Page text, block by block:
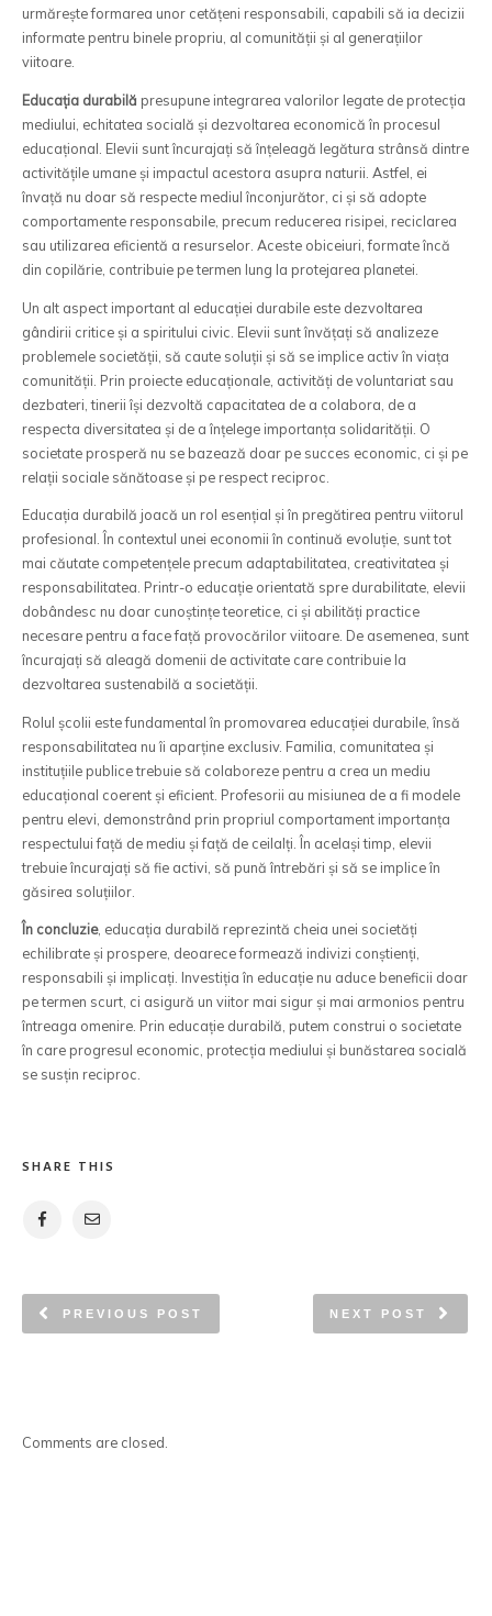
urmărește formarea unor cetățeni responsabili, capabili să ia decizii
informate pentru binele propriu, al comunității și al generațiilor
viitoare.
Educația durabilă presupune integrarea valorilor legate de protecția
mediului, echitatea socială și dezvoltarea economică în procesul
educațional. Elevii sunt încurajați să înțeleagă legătura strânsă dintre
activitățile umane și impactul acestora asupra naturii. Astfel, ei
învață nu doar să respecte mediul înconjurător, ci și să adopte
comportamente responsabile, precum reducerea risipei, reciclarea
sau utilizarea eficientă a resurselor. Aceste obiceiuri, formate încă
din copilărie, contribuie pe termen lung la protejarea planetei.
Un alt aspect important al educației durabile este dezvoltarea
gândirii critice și a spiritului civic. Elevii sunt învățați să analizeze
problemele societății, să caute soluții și să se implice activ în viața
comunității. Prin proiecte educaționale, activități de voluntariat sau
dezbateri, tinerii își dezvoltă capacitatea de a colabora, de a
respecta diversitatea și de a înțelege importanța solidarității. O
societate prosperă nu se bazează doar pe succes economic, ci și pe
relații sociale sănătoase și pe respect reciproc.
Educația durabilă joacă un rol esențial și în pregătirea pentru viitorul
profesional. În contextul unei economii în continuă evoluție, sunt tot
mai căutate competențele precum adaptabilitatea, creativitatea și
responsabilitatea. Printr-o educație orientată spre durabilitate, elevii
dobândesc nu doar cunoștințe teoretice, ci și abilități practice
necesare pentru a face față provocărilor viitoare. De asemenea, sunt
încurajați să aleagă domenii de activitate care contribuie la
dezvoltarea sustenabilă a societății.
Rolul școlii este fundamental în promovarea educației durabile, însă
responsabilitatea nu îi aparține exclusiv. Familia, comunitatea și
instituțiile publice trebuie să colaboreze pentru a crea un mediu
educațional coerent și eficient. Profesorii au misiunea de a fi modele
pentru elevi, demonstrând prin propriul comportament importanța
respectului față de mediu și față de ceilalți. În același timp, elevii
trebuie încurajați să fie activi, să pună întrebări și să se implice în
găsirea soluțiilor.
În concluzie, educația durabilă reprezintă cheia unei societăți
echilibrate și prospere, deoarece formează indivizi conștienți,
responsabili și implicați. Investiția în educație nu aduce beneficii doar
pe termen scurt, ci asigură un viitor mai sigur și mai armonios pentru
întreaga omenire. Prin educație durabilă, putem construi o societate
în care progresul economic, protecția mediului și bunăstarea socială
se susțin reciproc.
SHARE THIS
PREVIOUS POST NEXT POST
Comments are closed.